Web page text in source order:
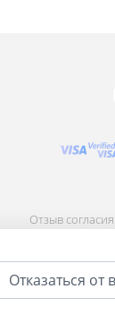
Отказаться от
Отзыв